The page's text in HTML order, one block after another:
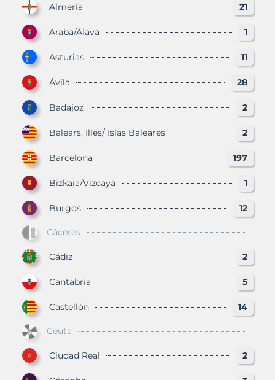
Almería 21
Araba/Álava 1
Asturias 11
Ávila 28
Badajoz 2
Balears, Illes/ Islas Baleares 2
Barcelona 197
Bizkaia/Vizcaya 1
Burgos 12
Cáceres
Cádiz 2
Cantabria 5
Castellón 14
Ceuta
Ciudad Real 2